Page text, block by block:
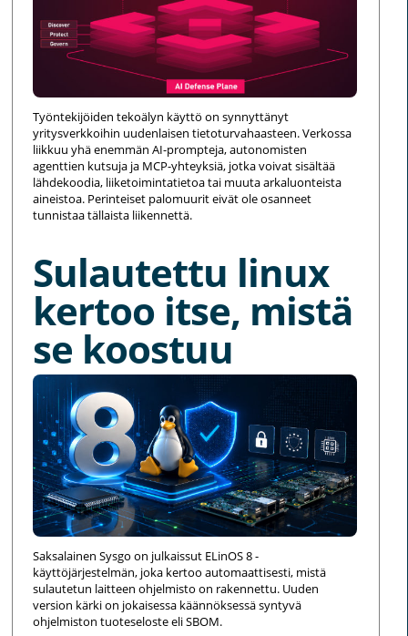
Työntekijöiden tekoälyn käyttö on synnyttänyt
yritysverkkoihin uudenlaisen tietoturvahaasteen. Verkossa
liikkuu yhä enemmän AI-prompteja, autonomisten
agenttien kutsuja ja MCP-yhteyksiä, jotka voivat sisältää
lähdekoodia, liiketoimintatietoa tai muuta arkaluonteista
aineistoa. Perinteiset palomuurit eivät ole osanneet
tunnistaa tällaista liikennettä.
Sulautettu linux
kertoo itse, mistä
se koostuu
Saksalainen Sysgo on julkaissut ELinOS 8 -
käyttöjärjestelmän, joka kertoo automaattisesti, mistä
sulautetun laitteen ohjelmisto on rakennettu. Uuden
version kärki on jokaisessa käännöksessä syntyvä
ohjelmiston tuoteseloste eli SBOM.